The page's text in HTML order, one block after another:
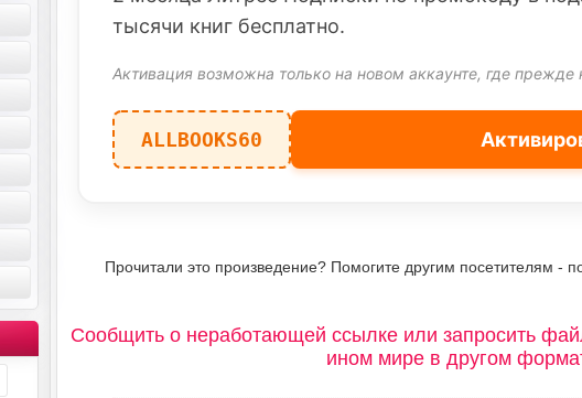
тысячи книг бесплатно.
Активация возможна только на новом аккаунте, где прежде
ALLBOOKS60
Прочитали это произведение? Помогите другим посетителям -
Сообщить о неработающей ссылке или запросить
ином мире в другом